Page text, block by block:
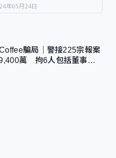
年05月24日
騙局｜警接225宗報案
萬 拘6人包括董事股